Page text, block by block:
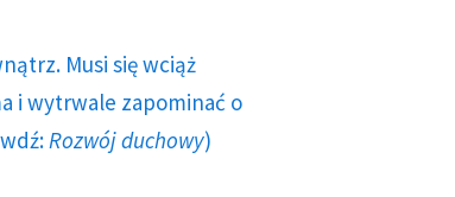
Musi się wciąż
i wytrwale zapominać o
Rozwój duchowy)